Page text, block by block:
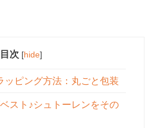
目次 [hide]
ッピング方法：丸ごと包装
スト♪シュトーレンをその